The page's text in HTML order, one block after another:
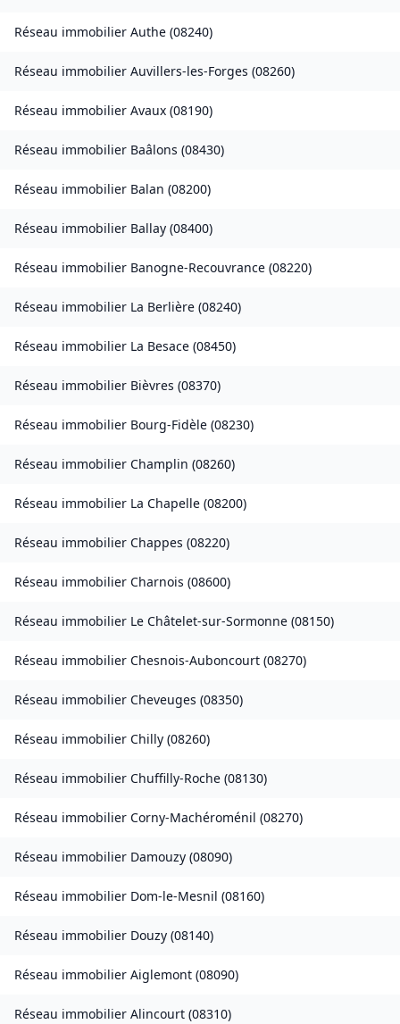
Réseau immobilier Authe (08240)
Réseau immobilier Auvillers-les-Forges (08260)
Réseau immobilier Avaux (08190)
Réseau immobilier Baâlons (08430)
Réseau immobilier Balan (08200)
Réseau immobilier Ballay (08400)
Réseau immobilier Banogne-Recouvrance (08220)
Réseau immobilier La Berlière (08240)
Réseau immobilier La Besace (08450)
Réseau immobilier Bièvres (08370)
Réseau immobilier Bourg-Fidèle (08230)
Réseau immobilier Champlin (08260)
Réseau immobilier La Chapelle (08200)
Réseau immobilier Chappes (08220)
Réseau immobilier Charnois (08600)
Réseau immobilier Le Châtelet-sur-Sormonne (08150)
Réseau immobilier Chesnois-Auboncourt (08270)
Réseau immobilier Cheveuges (08350)
Réseau immobilier Chilly (08260)
Réseau immobilier Chuffilly-Roche (08130)
Réseau immobilier Corny-Machéroménil (08270)
Réseau immobilier Damouzy (08090)
Réseau immobilier Dom-le-Mesnil (08160)
Réseau immobilier Douzy (08140)
Réseau immobilier Aiglemont (08090)
Réseau immobilier Alincourt (08310)